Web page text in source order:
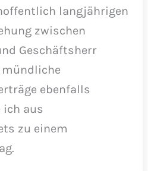
langjährigen
zwischen
Geschäftsherr
mündliche
ebenfalls
ich aus
zu einem